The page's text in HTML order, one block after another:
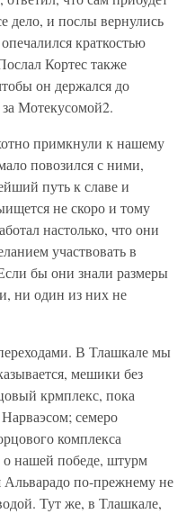
дело, и послы вернулись
краткостью
Кортес также
он держался до
Мотекусомой2.
примкнули к нашему
повозился с ними,
путь к славе и
не скоро и тому
настолько, что они
участвовать в
бы они знали размеры
ни один из них не
В Тлашкале мы
мешики без
крмплекс, пока
семеро
комплекса
о нашей победе, штурм
Альварадо по-прежнему не
Тут же, в Тлашкале,